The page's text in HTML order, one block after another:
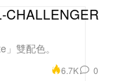
雙配色。
6.7K 0